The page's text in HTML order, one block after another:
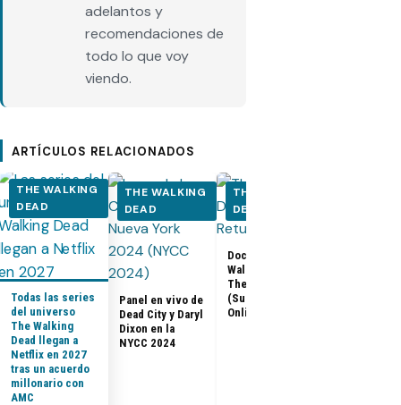
adelantos y
recomendaciones de
todo lo que voy
viendo.
ARTÍCULOS RELACIONADOS
THE WALKING
DEAD
Todas las series
del universo
The Walking
Dead llegan a
Netflix en 2027
tras un acuerdo
millonario con
AMC
THE WALKING
DEAD
Panel en vivo de
Dead City y Daryl
Dixon en la
NYCC 2024
THE WALKING
DEAD
Documental The
Walking Dead:
The Return
(Subtitulado
Online)